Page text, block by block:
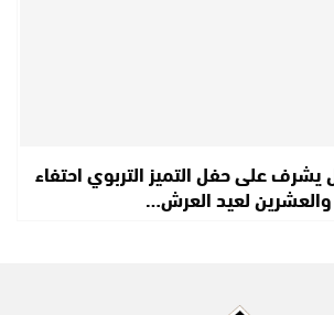
يشرف على حفل التميز التربوي احتفاء
والعشرين لعيد العرش…